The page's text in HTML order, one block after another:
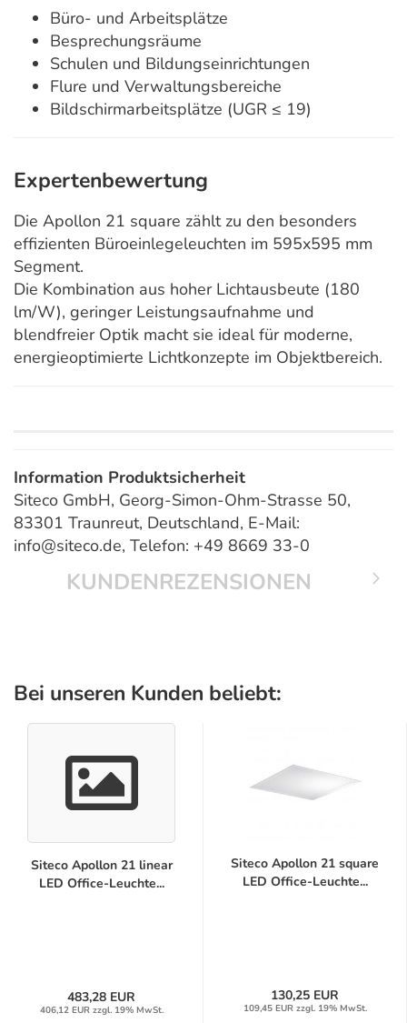
Büro- und Arbeitsplätze
Besprechungsräume
Schulen und Bildungseinrichtungen
Flure und Verwaltungsbereiche
Bildschirmarbeitsplätze (UGR ≤ 19)
Expertenbewertung
Die Apollon 21 square zählt zu den besonders
effizienten Büroeinlegeleuchten im 595x595 mm
Segment.
Die Kombination aus hoher Lichtausbeute (180
lm/W), geringer Leistungsaufnahme und
blendfreier Optik macht sie ideal für moderne,
energieoptimierte Lichtkonzepte im Objektbereich.
Information Produktsicherheit
Siteco GmbH, Georg-Simon-Ohm-Strasse 50,
83301 Traunreut, Deutschland, E-Mail:
info@siteco.de, Telefon: +49 8669 33-0
KUNDENREZENSIONEN
Bei unseren Kunden beliebt:
Siteco Apollon 21 linear
LED Office-Leuchte...
483,28 EUR
406,12 EUR zzgl. 19% MwSt.
Siteco Apollon 21 square
LED Office-Leuchte...
130,25 EUR
109,45 EUR zzgl. 19% MwSt.